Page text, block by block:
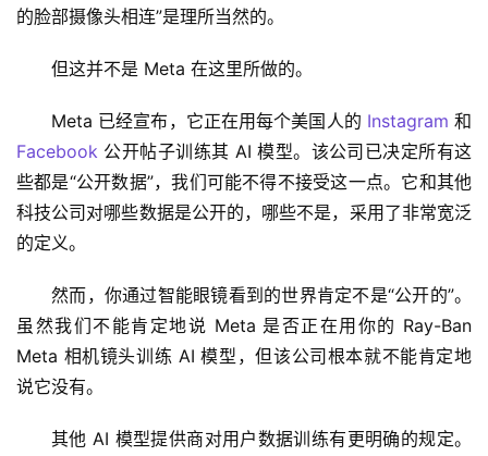
的脸部摄像头相连”是理所当然的。
但这并不是 Meta 在这里所做的。
Meta 已经宣布，它正在用每个美国人的 Instagram
Facebook 公开帖子训练其 AI 模型。该公司已决定所有这
些都是“公开数据”，我们可能不得不接受这一点。它和其他
科技公司对哪些数据是公开的，哪些不是，采用了非常宽泛
的定义。
然而，你通过智能眼镜看到的世界肯定不是“公开的”。
虽然我们不能肯定地说 Meta 是否正在用你的 Ray-Ban
Meta 相机镜头训练 AI 模型，但该公司根本就不能肯定地
说它没有。
其他 AI 模型提供商对用户数据训练有更明确的规定。